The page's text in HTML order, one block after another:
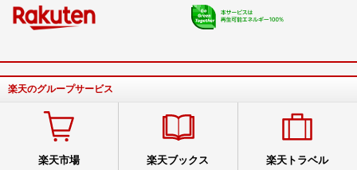
楽天のグループサービス
楽天市場 楽天ブックス 楽天トラベル